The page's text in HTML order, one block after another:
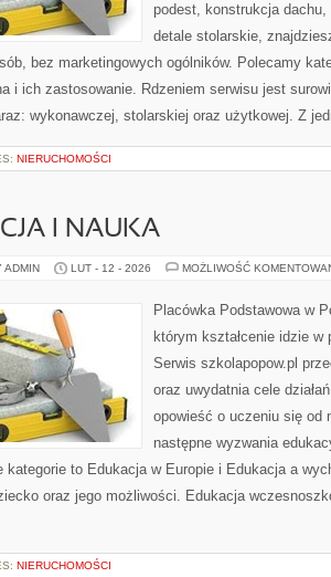
podest, konstrukcja
detale stolarskie,
bez marketingowych ogólników. Polecamy
i ich zastosowanie. Rdzeniem serwisu jest
wykonawczej, stolarskiej oraz użytkowej. Z
NIERUCHOMOŚCI
I NAUKA
ADMIN LUT - 12 - 2026 MOŻLIWOŚĆ
Placówka Podstawowa w
którym kształcenie idzie w
Serwis szkolapopow.pl
oraz uwydatnia cele
opowieść o uczeniu się od
następne wyzwania
kategorie to Edukacja w Europie i Edukacja a
oraz jego możliwości. Edukacja
NIERUCHOMOŚCI